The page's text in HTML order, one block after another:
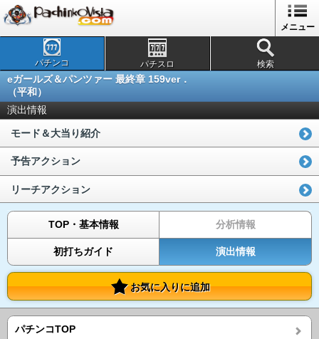
メニュー
パチンコ パチスロ 検索
eガールズ＆パンツァー 最終章 159ver．
（平和）
演出情報
モード＆大当り紹介
予告アクション
リーチアクション
TOP・基本情報 分析情報
初打ちガイド 演出情報
お気に入りに追加
パチンコTOP